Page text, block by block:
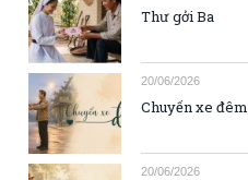
Thư gởi Ba
20/06/2026
Chuyến xe đêm
20/06/2026